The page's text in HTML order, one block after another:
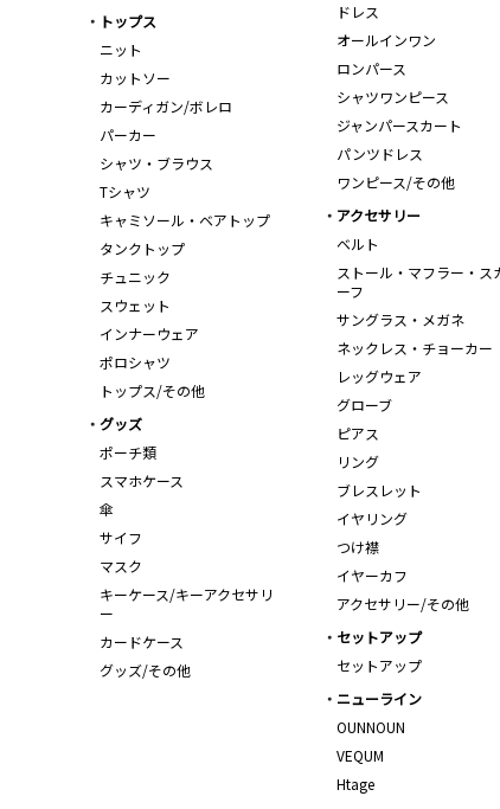
トップス
ニット
カットソー
カーディガン/ボレロ
パーカー
シャツ・ブラウス
Tシャツ
キャミソール・ベアトップ
タンクトップ
チュニック
スウェット
インナーウェア
ポロシャツ
トップス/その他
ドレス
オールインワン
ロンパース
シャツワンピース
ジャンパースカート
パンツドレス
ワンピース/その他
アクセサリー
ベルト
ストール・マフラー・ス
ーフ
サングラス・メガネ
ネックレス・チョーカー
レッグウェア
グローブ
ピアス
リング
ブレスレット
イヤリング
つけ襟
イヤーカフ
アクセサリー/その他
グッズ
ポーチ類
スマホケース
傘
サイフ
マスク
キーケース/キーアクセサリ
ー
カードケース
グッズ/その他
セットアップ
セットアップ
ニューライン
OUNNOUN
VEQUM
Htage